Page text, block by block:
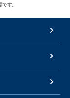
す。